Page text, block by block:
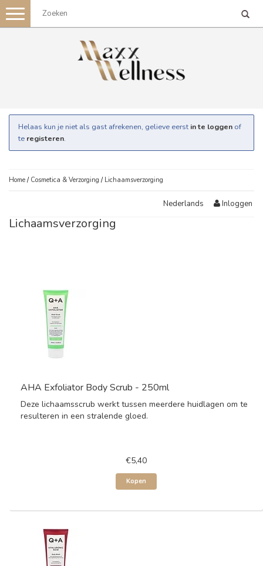
Toggle
navigation
Helaas kun je niet als gast afrekenen, gelieve eerst in te loggen of
te registeren.
Home / Cosmetica & Verzorging / Lichaamsverzorging
Nederlands Inloggen
Lichaamsverzorging
AHA Exfoliator Body Scrub - 250ml
Deze lichaamsscrub werkt tussen meerdere huidlagen om te
resulteren in een stralende gloed.
€5,40
Kopen